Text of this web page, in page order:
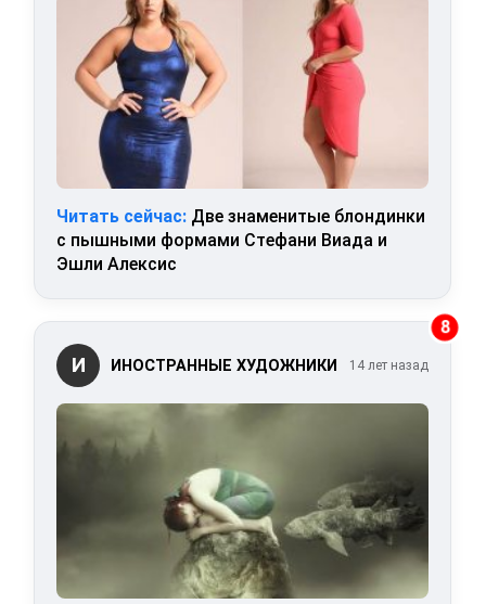
Читать сейчас: Две знаменитые блондинки
с пышными формами Стефани Виада и
Эшли Алексис
8
И ИНОСТРАННЫЕ ХУДОЖНИКИ 14 лет назад